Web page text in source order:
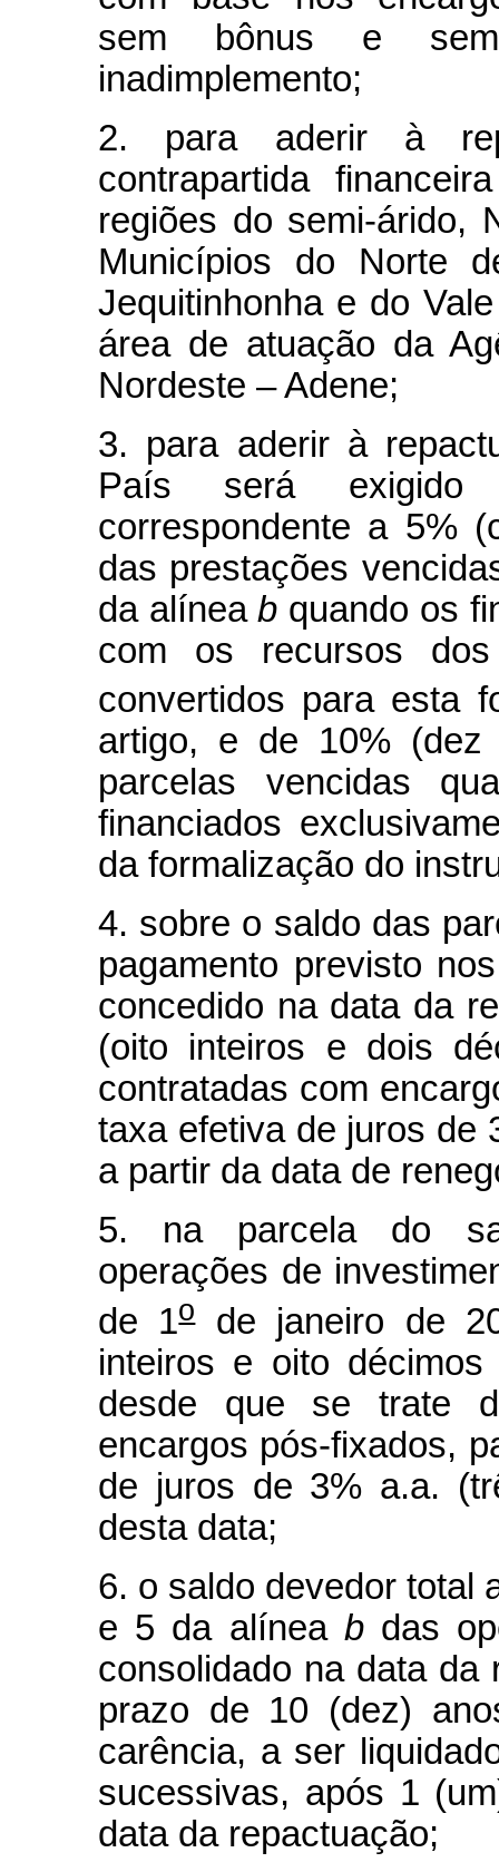
sem bônus e
inadimplemento;
2. para aderir à
contrapartida
regiões do semi-árido,
Municípios do Norte
Jequitinhonha e do
área de atuação da
Nordeste – Adene;
3. para aderir à
País será
correspondente a 5%
das prestações
da alíneab quando os
com os recursos dos
convertidos para esta
artigo, e de 10% (dez
parcelas vencidas
financiados
da formalização do
4. sobre o saldo das
pagamento previsto
concedido na data da
(oito inteiros e dois
contratadas com
taxa efetiva de juros de
a partir da data de
5. na parcela do
operações de
de 1ode janeiro de
inteiros e oito
desde que se trate
encargos pós-fixados,
de juros de 3% a.a.
desta data;
6. o saldo devedor total
e 5 da alínea bdas
consolidado na data da
prazo de 10 (dez)
carência, a ser
sucessivas, após 1
data da repactuação;